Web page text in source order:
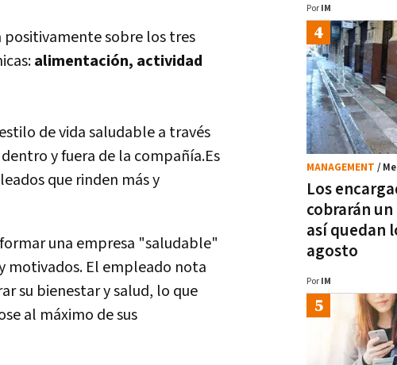
positivamente sobre los tres
alimentación, actividad
de vida saludable a través
y fuera de la compañía.Es
que rinden más y
una empresa "saludable"
motivados. El empleado nota
su bienestar y salud, lo que
al máximo de sus
Por IM
Los
cobrarán
así quedan
agosto
MANAGEMENT /
Por IM